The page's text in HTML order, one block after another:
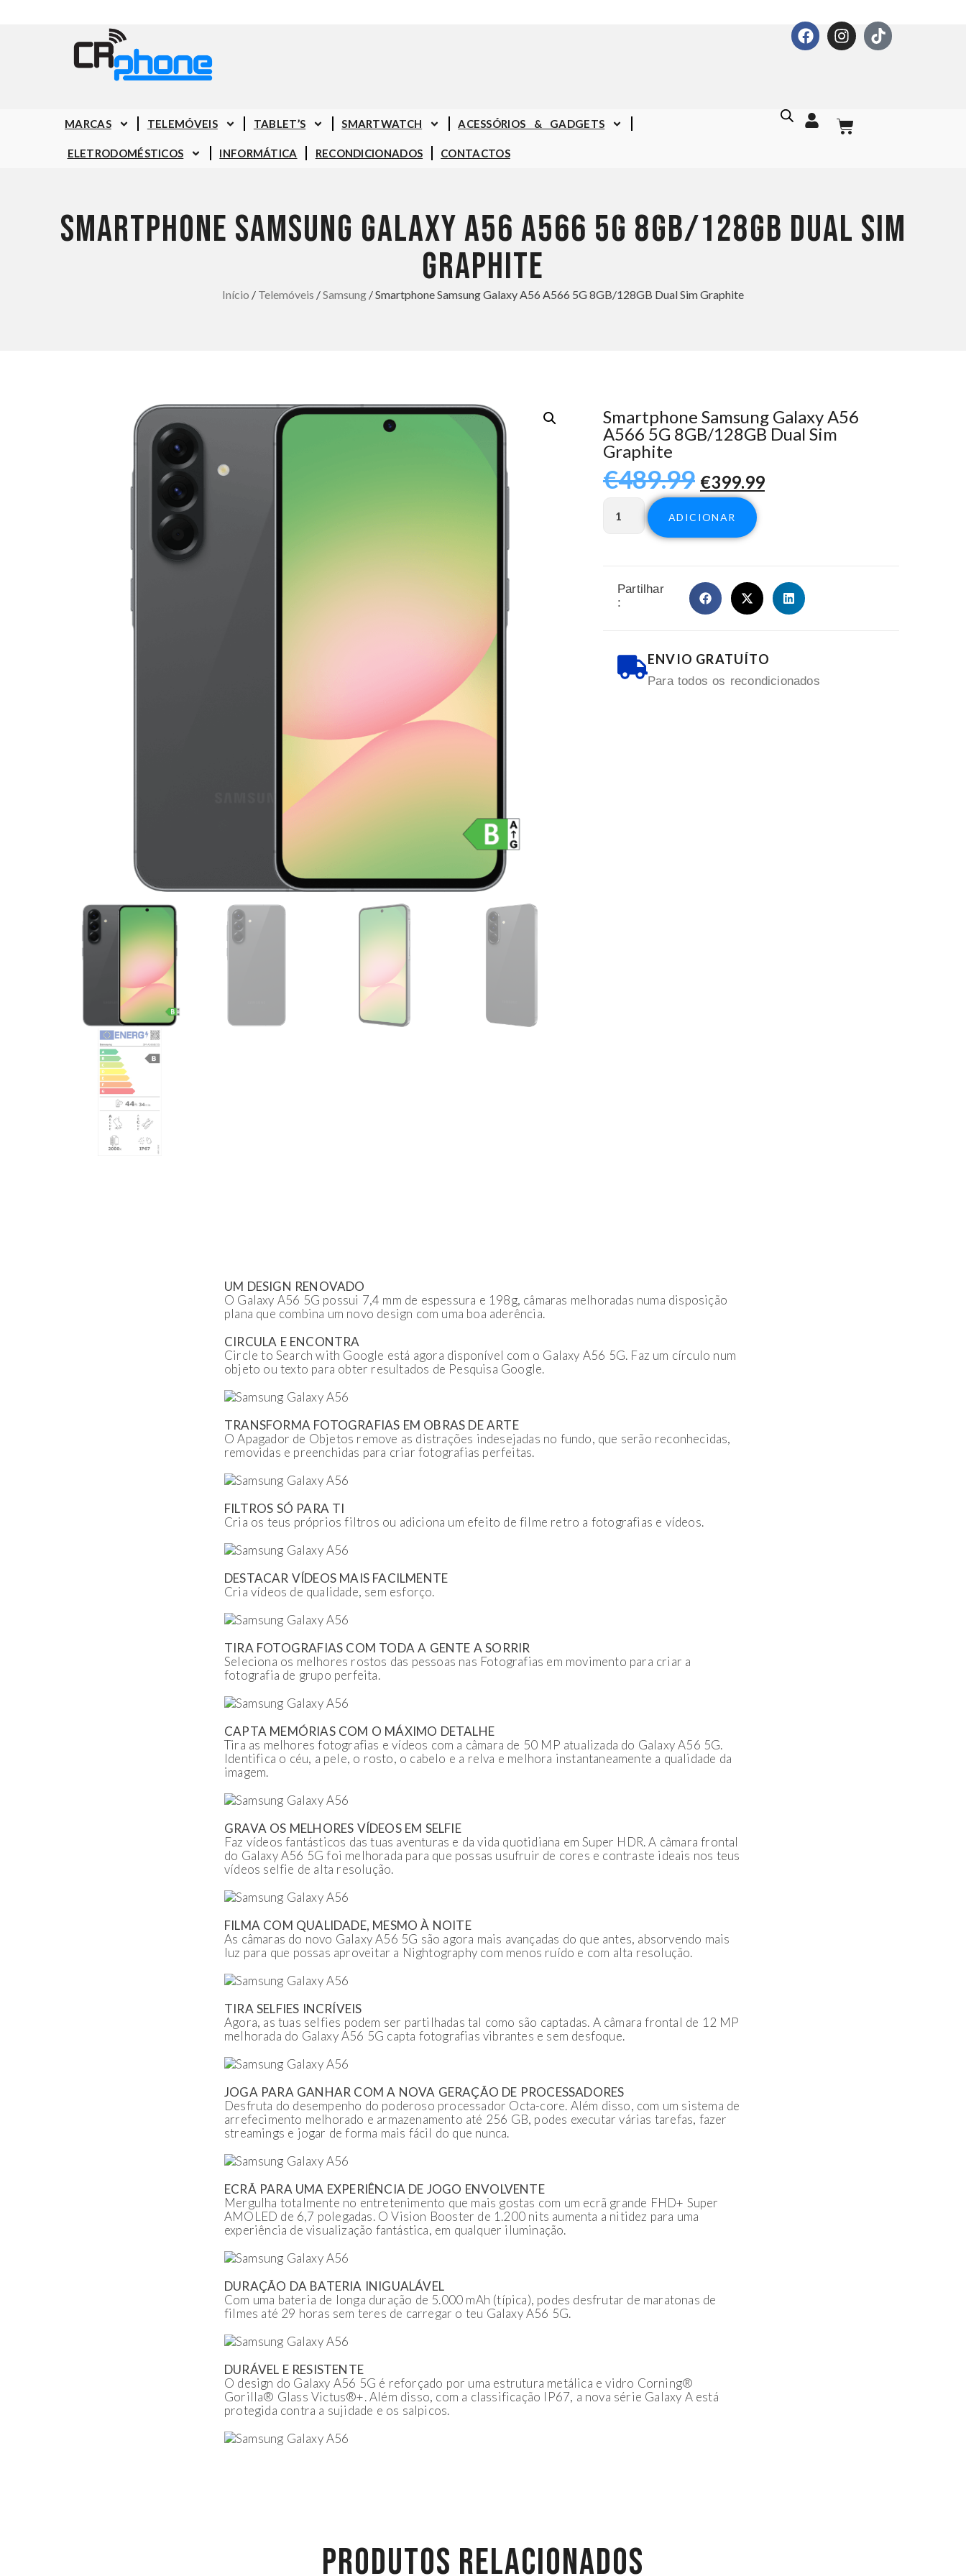
MARCAS TELEMÓVEIS TABLET’S SMARTWATCH ACESSÓRIOS & GADGETS
ELETRODOMÉSTICOS INFORMÁTICA RECONDICIONADOS CONTACTOS
SMARTPHONE SAMSUNG GALAXY A56 A566 5G 8GB/128GB DUAL SIM
GRAPHITE
Início / Telemóveis /Samsung / Smartphone Samsung Galaxy A56 A566 5G 8GB/128GB Dual Sim Graphite
Smartphone Samsung Galaxy A56
A566 5G 8GB/128GB Dual Sim
Graphite
€489.99 €399.99
ADICIONAR
Partilhar
:
ENVIO GRATUÍTO
Para todos os recondicionados
UM DESIGN RENOVADO
O Galaxy A56 5G possui 7,4 mm de espessura e 198g, câmaras melhoradas numa disposição
plana que combina um novo design com uma boa aderência.
CIRCULA E ENCONTRA
Circle to Search with Google está agora disponível com o Galaxy A56 5G. Faz um círculo num
objeto ou texto para obter resultados de Pesquisa Google.
TRANSFORMA FOTOGRAFIAS EM OBRAS DE ARTE
O Apagador de Objetos remove as distrações indesejadas no fundo, que serão reconhecidas,
removidas e preenchidas para criar fotografias perfeitas.
FILTROS SÓ PARA TI
Cria os teus próprios filtros ou adiciona um efeito de filme retro a fotografias e vídeos.
DESTACAR VÍDEOS MAIS FACILMENTE
Cria vídeos de qualidade, sem esforço.
TIRA FOTOGRAFIAS COM TODA A GENTE A SORRIR
Seleciona os melhores rostos das pessoas nas Fotografias em movimento para criar a
fotografia de grupo perfeita.
CAPTA MEMÓRIAS COM O MÁXIMO DETALHE
Tira as melhores fotografias e vídeos com a câmara de 50 MP atualizada do Galaxy A56 5G.
Identifica o céu, a pele, o rosto, o cabelo e a relva e melhora instantaneamente a qualidade da
imagem.
GRAVA OS MELHORES VÍDEOS EM SELFIE
Faz vídeos fantásticos das tuas aventuras e da vida quotidiana em Super HDR. A câmara frontal
do Galaxy A56 5G foi melhorada para que possas usufruir de cores e contraste ideais nos teus
vídeos selfie de alta resolução.
FILMA COM QUALIDADE, MESMO À NOITE
As câmaras do novo Galaxy A56 5G são agora mais avançadas do que antes, absorvendo mais
luz para que possas aproveitar a Nightography com menos ruído e com alta resolução.
TIRA SELFIES INCRÍVEIS
Agora, as tuas selfies podem ser partilhadas tal como são captadas. A câmara frontal de 12 MP
melhorada do Galaxy A56 5G capta fotografias vibrantes e sem desfoque.
JOGA PARA GANHAR COM A NOVA GERAÇÃO DE PROCESSADORES
Desfruta do desempenho do poderoso processador Octa-core. Além disso, com um sistema de
arrefecimento melhorado e armazenamento até 256 GB, podes executar várias tarefas, fazer
streamings e jogar de forma mais fácil do que nunca.
ECRÃ PARA UMA EXPERIÊNCIA DE JOGO ENVOLVENTE
Mergulha totalmente no entretenimento que mais gostas com um ecrã grande FHD+ Super
AMOLED de 6,7 polegadas. O Vision Booster de 1.200 nits aumenta a nitidez para uma
experiência de visualização fantástica, em qualquer iluminação.
DURAÇÃO DA BATERIA INIGUALÁVEL
Com uma bateria de longa duração de 5.000 mAh (típica), podes desfrutar de maratonas de
filmes até 29 horas sem teres de carregar o teu Galaxy A56 5G.
DURÁVEL E RESISTENTE
O design do Galaxy A56 5G é reforçado por uma estrutura metálica e vidro Corning®
Gorilla® Glass Victus®+. Além disso, com a classificação IP67, a nova série Galaxy A está
protegida contra a sujidade e os salpicos.
PRODUTOS RELACIONADOS